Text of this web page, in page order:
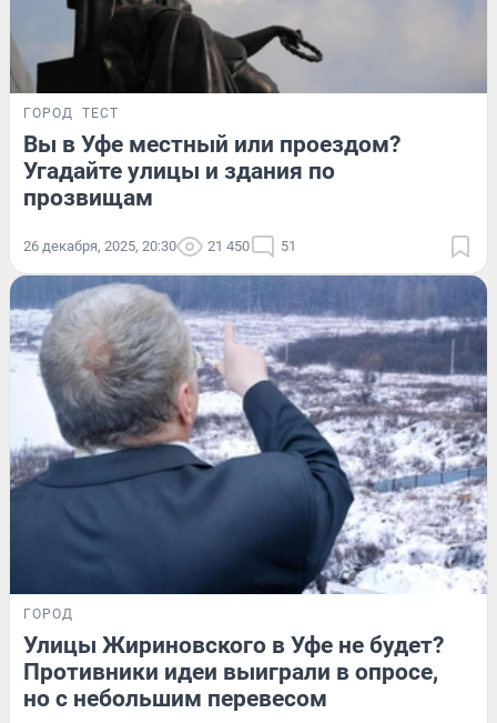
ГОРОД ТЕСТ
Вы в Уфе местный или проездом?
Угадайте улицы и здания по
прозвищам
26 декабря, 2025, 20:30 21 450 51
ГОРОД
Улицы Жириновского в Уфе не будет?
Противники идеи выиграли в опросе,
но с небольшим перевесом